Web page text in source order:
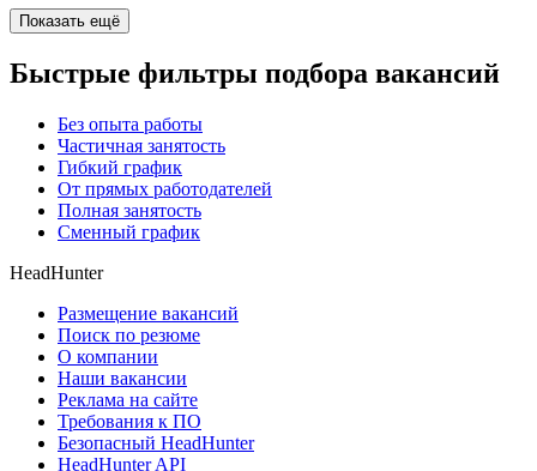
Показать ещё
Быстрые фильтры подбора вакансий
Без опыта работы
Частичная занятость
Гибкий график
От прямых работодателей
Полная занятость
Сменный график
HeadHunter
Размещение вакансий
Поиск по резюме
О компании
Наши вакансии
Реклама на сайте
Требования к ПО
Безопасный HeadHunter
HeadHunter API